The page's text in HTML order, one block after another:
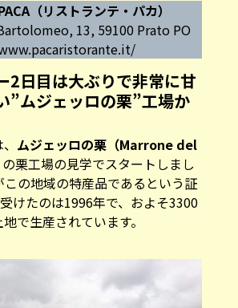
（リストランテ・パカ）
13, 59100 Prato PO
2日目は大ぶりで非常に甘
”ムジェッロの栗”工場か
ムジェッロの栗（Marrone del
の栗工場の見学でスタートしまし
この地域の特産品であるという証
けたのは1996年で、およそ3300
で生産されています。